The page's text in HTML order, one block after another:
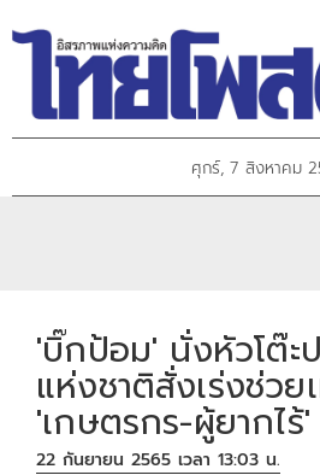
ศุกร์, 7 สิงหาคม
'บิ๊กป้อม' นั่งหัวโต๊ะ
แห่งชาติสั่งเร่งช่วย
'เกษตรกร-ผู้ยากไร้'
22 กันยายน 2565 เวลา 13:03 น.